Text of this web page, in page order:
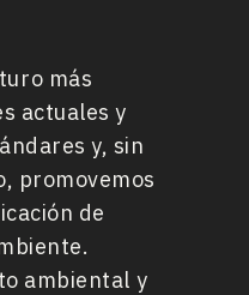
más
actuales y
y, sin
promovemos
de
ambiental y